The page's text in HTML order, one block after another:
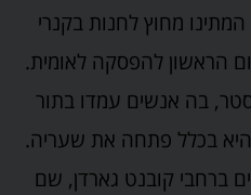
המתינו מחוץ לחנות בקנרי
הראשון להפסקה לאומית.
בה אנשים עמדו בתור
בכלל פתחה את שעריה.
ברחבי קובנט גארדן, שם